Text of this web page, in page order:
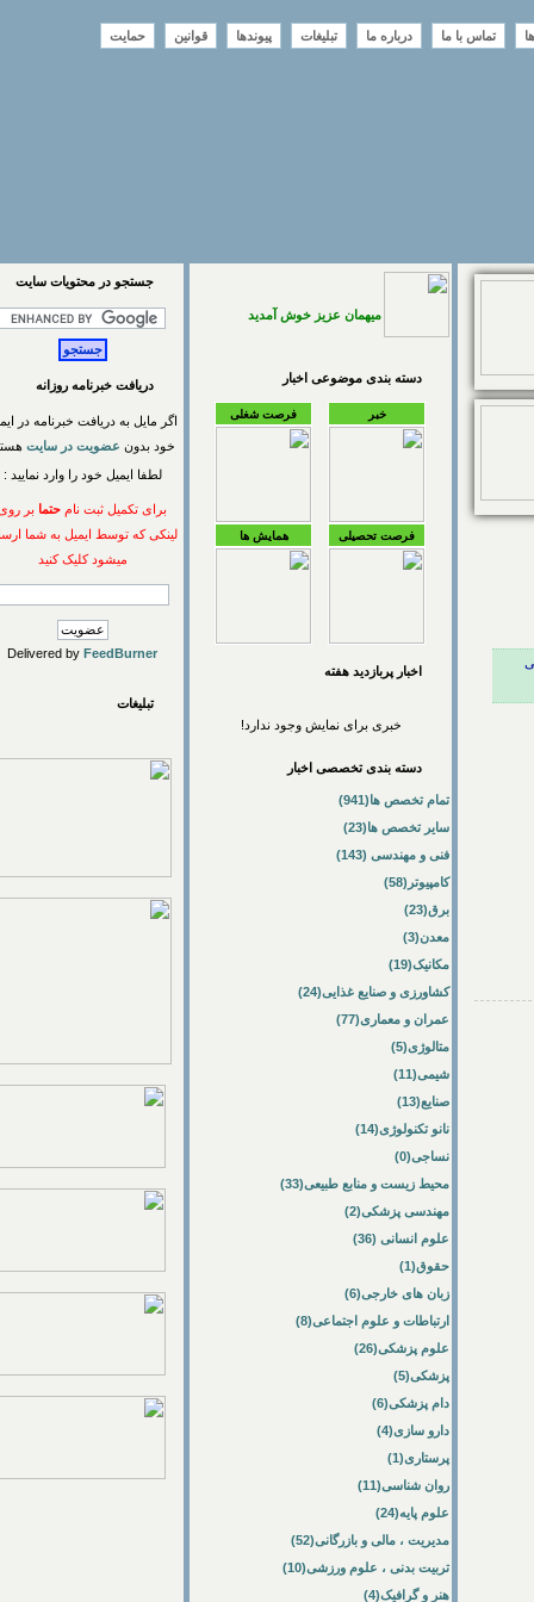
تماس با ما درباره ما تبلیغات پیوندها قوانین حمایت
میهمان عزیز خوش آمدید
دسته بندی موضوعی اخبار
فرصت شغلی
فرصت تحصیلی همایش ها
اخبار پربازديد هفته
خبری برای نمایش وجود ندارد!
دسته بندی تخصصی اخبار
تمام تخصص ها(941)
سایر تخصص ها(23)
فنی و مهندسی (143)
کامپیوتر(58)
برق(23)
معدن(3)
مکانیک(19)
کشاورزی و صنایع غذایی(24)
عمران و معماری(77)
متالوژی(5)
شیمی(11)
صنایع(13)
نانو تکنولوژی(14)
نساجی(0)
محیط زیست و منابع طبیعی(33)
مهندسی پزشکی(2)
علوم انسانی (36)
حقوق(1)
زبان های خارجی(6)
ارتباطات و علوم اجتماعی(8)
علوم پزشکی(26)
پزشکی(5)
دام پزشکی(6)
دارو سازی(4)
پرستاری(1)
روان شناسی(11)
علوم پایه(24)
مدیریت ، مالی و بازرگانی(52)
تربیت بدنی ، علوم ورزشی(10)
هنر و گرافیک(4)
جستجو در محتويات سايت
دریافت خبرنامه روزانه
اگر مایل به دریافت خبرنامه در ایمیل
خود بدونعضویت در سایتهستید
لطفا ایمیل خود را وارد نمایید :
برای تکمیل ثبت نام حتمابر روی
لینکی که توسط ایمیل به شما ارسال
میشود کلیک کنید
Delivered byFeedBurner
تبلیغات